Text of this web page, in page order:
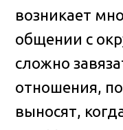
возникает
общении с
сложно
отношения,
выносят,